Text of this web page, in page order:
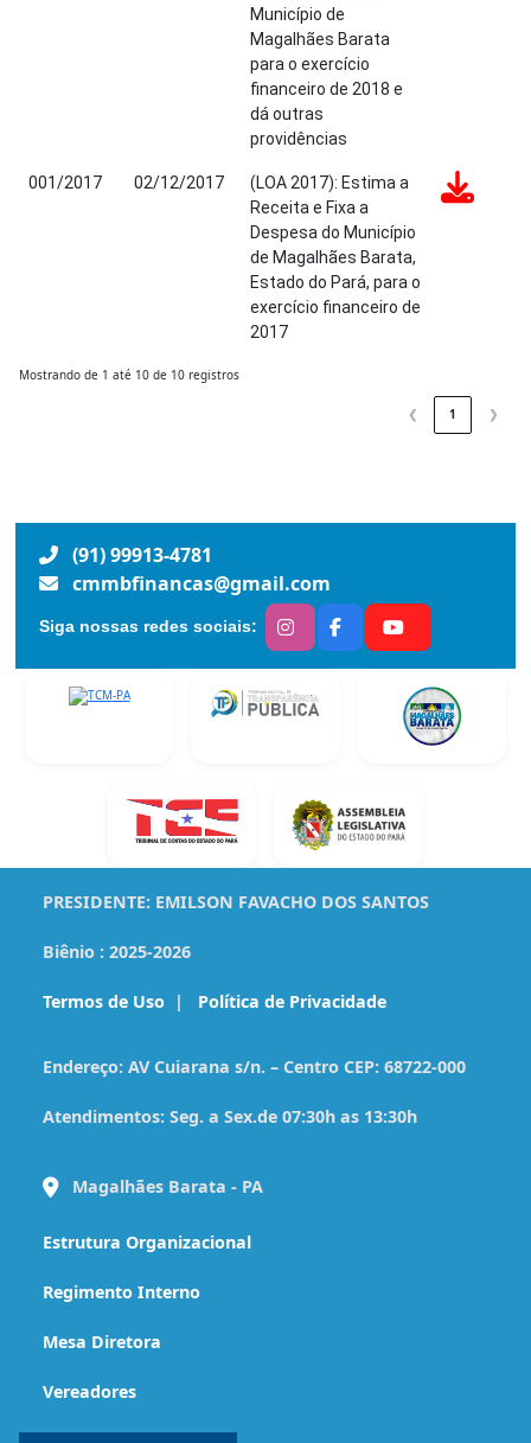
Município de
Magalhães Barata
para o exercício
financeiro de 2018 e
dá outras
providências
001/2017 02/12/2017
(LOA 2017): Estima a
Receita e Fixa a
Despesa do Município
de Magalhães Barata,
Estado do Pará, para o
exercício financeiro de
2017
Mostrando de 1 até 10 de 10 registros
❮ 1 ❯
(91) 99913-4781
cmmbfinancas@gmail.com
Siga nossas redes sociais:
PRESIDENTE: EMILSON FAVACHO DOS SANTOS
Biênio : 2025-2026
Termos de Uso | Política de Privacidade
Endereço: AV Cuiarana s/n. – Centro CEP: 68722-000
Atendimentos: Seg. a Sex.de 07:30h as 13:30h
Magalhães Barata - PA
Estrutura Organizacional
Regimento Interno
Mesa Diretora
Vereadores